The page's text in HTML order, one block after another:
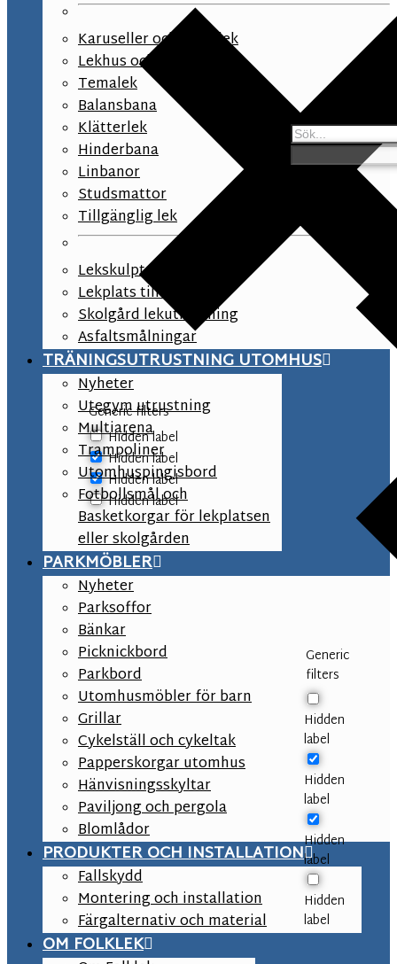
Generic filters
Hidden label
Hidden label
Hidden label
Hidden label
Generic
filters
Hidden
label
Hidden
label
Hidden
label
Hidden
label
Karuseller och snurrlek
Lekhus och lekpaneler
Temalek
Balansbana
Klätterlek
Hinderbana
Linbanor
Studsmattor
Tillgänglig lek
Lekskulpturer
Lekplats tillbehör
Skolgård lekutrustning
Asfaltsmålningar
TRÄNINGSUTRUSTNING UTOMHUS
Nyheter
Utegym utrustning
Multiarena
Trampoliner
Utomhuspingisbord
Fotbollsmål och
Basketkorgar för lekplatsen
eller skolgården
PARKMÖBLER
Nyheter
Parksoffor
Bänkar
Picknickbord
Parkbord
Utomhusmöbler för barn
Grillar
Cykelställ och cykeltak
Papperskorgar utomhus
Hänvisningsskyltar
Paviljong och pergola
Blomlådor
PRODUKTER OCH INSTALLATION
Fallskydd
Montering och installation
Färgalternativ och material
OM FOLKLEK